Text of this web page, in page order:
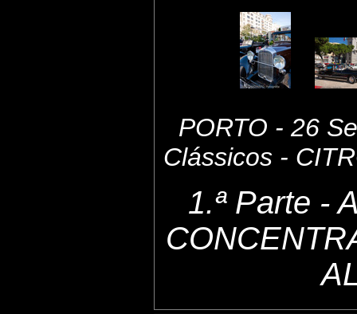
PORTO - 26
Clássicos -
1.ª Parte -